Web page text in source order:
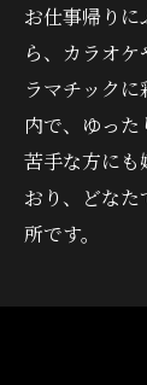
お仕事帰り
ら、カラオ
ラマチック
内で、ゆっ
苦手な方にも
おり、どな
所です。